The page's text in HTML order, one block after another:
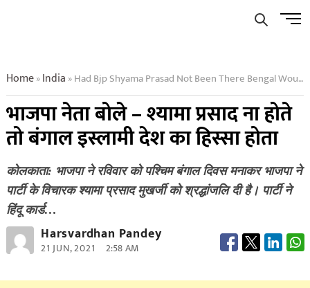
Menu
Home»India »Had Bjp Shyama Prasad Not Been There Bengal Would Have Been
भाजपा नेता बोले – श्यामा प्रसाद ना होते
तो बंगाल इस्लामी देश का हिस्सा होता
कोलकाता: भाजपा ने रविवार को पश्चिम बंगाल दिवस मनाकर भाजपा ने
पार्टी के विचारक श्यामा प्रसाद मुखर्जी को श्रद्धांजलि दी है। पार्टी ने
हिंदू कार्ड…
Harsvardhan Pandey
21 JUN, 2021 2:58 AM